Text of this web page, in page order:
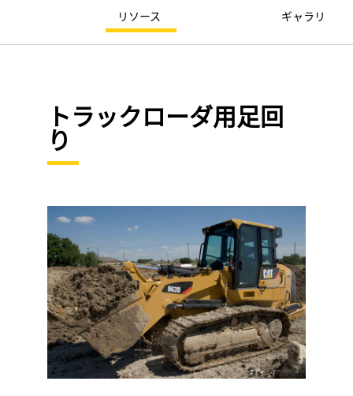
リソース ギャラリ
トラックローダ用足回
り